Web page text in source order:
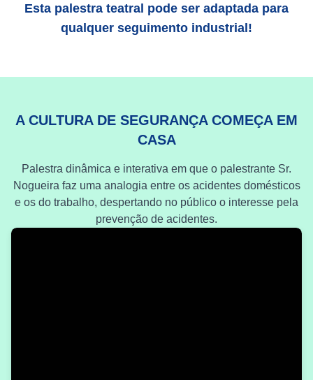
Esta palestra teatral pode ser adaptada para
qualquer seguimento industrial!
A CULTURA DE SEGURANÇA COMEÇA EM
CASA
Palestra dinâmica e interativa em que o palestrante Sr.
Nogueira faz uma analogia entre os acidentes domésticos
e os do trabalho, despertando no público o interesse pela
prevenção de acidentes.